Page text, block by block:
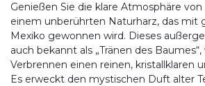
Genießen Sie die klare Atmosphäre von
einem unberührten Naturharz, das mit
Mexiko gewonnen wird. Dieses
auch bekannt als „Tränen des
Verbrennen einen reinen, kristallklaren
Es erweckt den mystischen Duft alter